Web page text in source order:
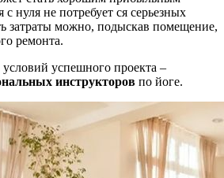
нуля не потребует ся серьезных
затраты можно, подыскав помещение,
ремонта.
успешного проекта –
инструкторов по йоге.